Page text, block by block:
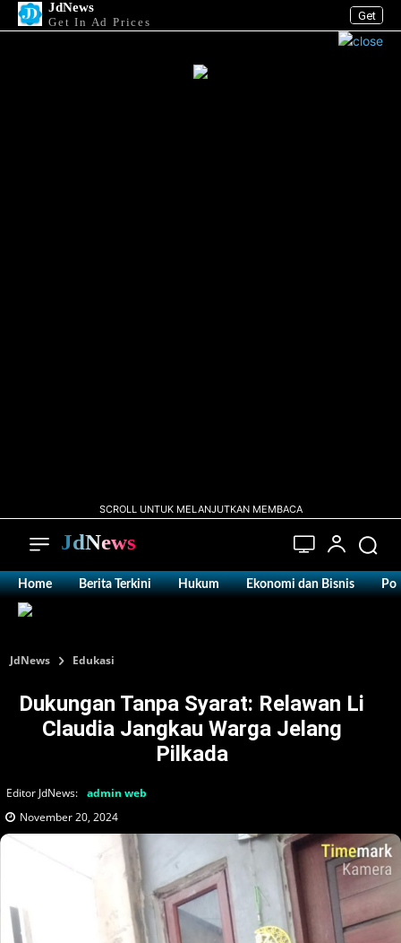
Get
JdNews
Get In Ad Prices
SCROLL UNTUK MELANJUTKAN MEMBACA
JdNews
Home Berita Terkini Hukum Ekonomi dan Bisnis
JdNews Edukasi
Dukungan Tanpa Syarat: Relawan Li
Claudia Jangkau Warga Jelang
Pilkada
Editor JdNews: admin web
November 20, 2024